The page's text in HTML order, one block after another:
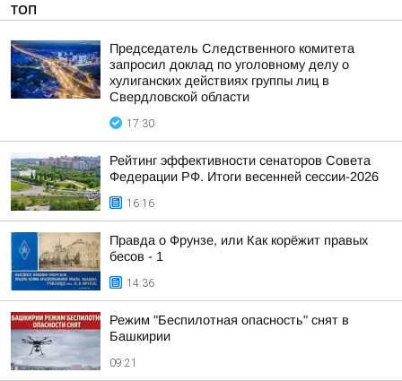
ТОП
Председатель Следственного комитета
запросил доклад по уголовному делу о
хулиганских действиях группы лиц в
Свердловской области
17:30
Рейтинг эффективности сенаторов Совета
Федерации РФ. Итоги весенней сессии-2026
16:16
Правда о Фрунзе, или Как корёжит правых
бесов - 1
14:36
Режим "Беспилотная опасность" снят в
Башкирии
09:21